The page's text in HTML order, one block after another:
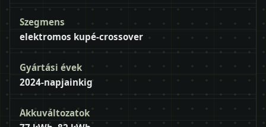
Szegmens
elektromos kupé-crossover
Gyártási évek
2024-napjainkig
Akkuváltozatok